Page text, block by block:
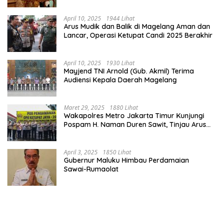
April 10, 2025 1944 Lihat
Arus Mudik dan Balik di Magelang Aman dan
Lancar, Operasi Ketupat Candi 2025 Berakhir
April 10, 2025 1930 Lihat
Mayjend TNI Arnold (Gub. Akmil) Terima
Audiensi Kepala Daerah Magelang
Maret 29, 2025 1880 Lihat
Wakapolres Metro Jakarta Timur Kunjungi
Pospam H. Naman Duren Sawit, Tinjau Arus
April 3, 2025 1850 Lihat
Gubernur Maluku Himbau Perdamaian
Sawai-Rumaolat